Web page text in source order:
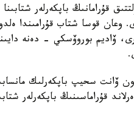
قۇرامانىڭ باپكەرلەر
وعان قوسا شتاب
ۆاديم بوروۆسكي - دەنە
ۆانت سحيپ باپكەرلىك
قۇراماسىنىڭ باپكەرلەر